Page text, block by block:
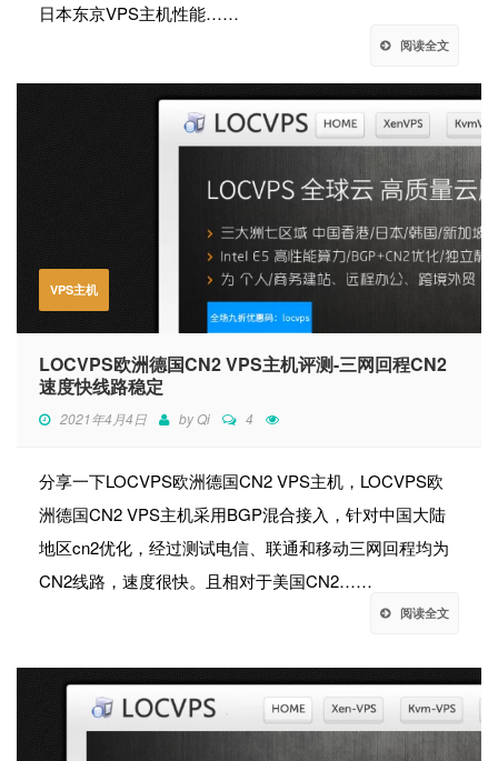
日本东京VPS主机性能……
阅读全文
VPS主机
LOCVPS欧洲德国CN2 VPS主机评测-三网回程CN2
速度快线路稳定
2021年4月4日 byQi 4
分享一下LOCVPS欧洲德国CN2 VPS主机，LOCVPS欧
洲德国CN2 VPS主机采用BGP混合接入，针对中国大陆
地区cn2优化，经过测试电信、联通和移动三网回程均为
CN2线路，速度很快。且相对于美国CN2……
阅读全文